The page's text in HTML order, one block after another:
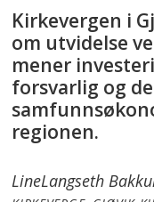
Kirkevergen i
om utvidelse
mener
forsvarlig og
regionen.
LineLangseth